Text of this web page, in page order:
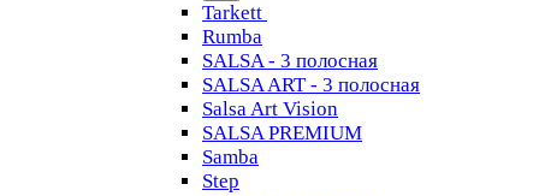
Tarkett
Rumba
SALSA - 3 полосная
SALSA ART - 3 полосная
Salsa Art Vision
SALSA PREMIUM
Samba
Step